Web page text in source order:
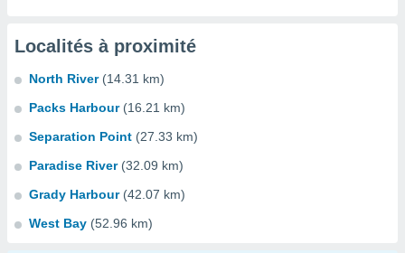
Localités à proximité
North River (14.31 km)
Packs Harbour (16.21 km)
Separation Point (27.33 km)
Paradise River (32.09 km)
Grady Harbour (42.07 km)
West Bay (52.96 km)